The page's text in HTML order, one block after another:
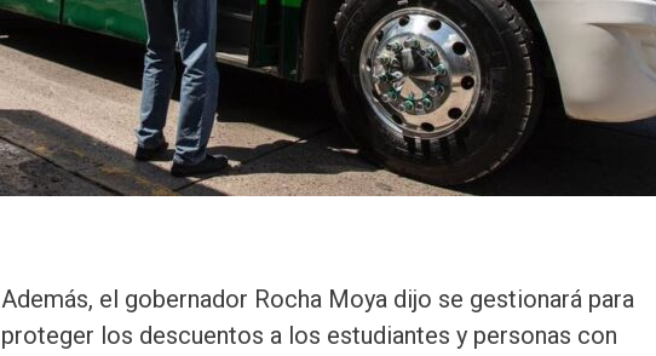
Además, el gobernador Rocha Moya dijo se gestionará para
proteger los descuentos a los estudiantes y personas con